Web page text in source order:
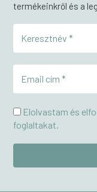
termékeinkről és a
Elolvastam és
foglaltakat.